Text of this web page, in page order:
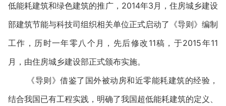
低能耗建筑和绿色建筑的推广，2014年3月，住房城乡建设
部建筑节能与科技司组织相关单位正式启动了《导则》编制
工作，历时一年零八个月，先后修改11稿，于2015年11
月，由住房城乡建设部正式颁布实施。
《导则》借鉴了国外被动房和近零能耗建筑的经验，
结合我国已有工程实践，明确了我国超低能耗建筑的定义、